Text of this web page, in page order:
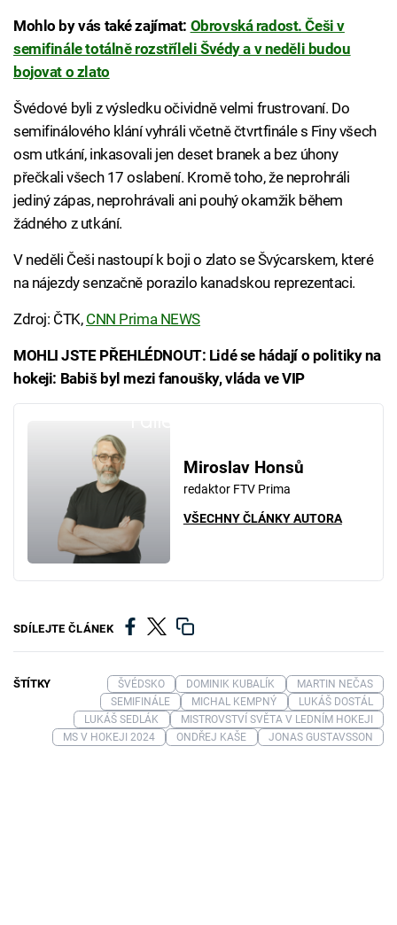
Mohlo by vás také zajímat: Obrovská radost. Češi v
semifinále totálně rozstříleli Švédy a v neděli budou
bojovat o zlato
Švédové byli z výsledku očividně velmi frustrovaní. Do
semifinálového klání vyhráli včetně čtvrtfinále s Finy všech
osm utkání, inkasovali jen deset branek a bez úhony
přečkali všech 17 oslabení. Kromě toho, že neprohráli
jediný zápas, neprohrávali ani pouhý okamžik během
žádného z utkání.
V neděli Češi nastoupí k boji o zlato se Švýcarskem, které
na nájezdy senzačně porazilo kanadskou reprezentaci.
Zdroj: ČTK, CNN Prima NEWS
MOHLI JSTE PŘEHLÉDNOUT: Lidé se hádají o politiky na
hokeji: Babiš byl mezi fanoušky, vláda ve VIP
Miroslav Honsů
redaktor FTV Prima
VŠECHNY ČLÁNKY AUTORA
SDÍLEJTE ČLÁNEK
ŠTÍTKY ŠVÉDSKO DOMINIK KUBALÍK
MARTIN NEČAS
SEMIFINÁLE
MICHAL KEMPNÝ
LUKÁŠ DOSTÁL
LUKÁŠ SEDLÁK
MISTROVSTVÍ SVĚTA V LEDNÍM HOKEJI
MS V HOKEJI 2024
ONDŘEJ KAŠE JONAS GUSTAVSSON